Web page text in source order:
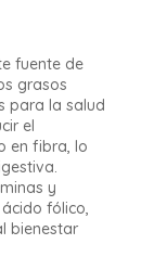
fuente de
grasos
para la salud
el
en fibra, lo
y
fólico,
bienestar